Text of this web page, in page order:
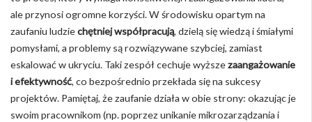
ale przynosi ogromne korzyści. W środowisku opartym na
zaufaniu ludziechętniej współpracują, dzielą się wiedzą i śmiałymi
pomysłami, a problemy są rozwiązywane szybciej, zamiast
eskalować w ukryciu. Taki zespół cechuje wyższezaangażowanie
i efektywność, co bezpośrednio przekłada się na sukcesy
projektów. Pamiętaj, że zaufanie działa w obie strony: okazując je
swoim pracownikom (np. poprzez unikanie mikrozarządzania i